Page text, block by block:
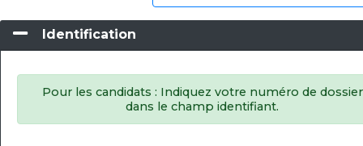
Identification
Pour les candidats : Indiquez votre numéro de dossier
dans le champ identifiant.